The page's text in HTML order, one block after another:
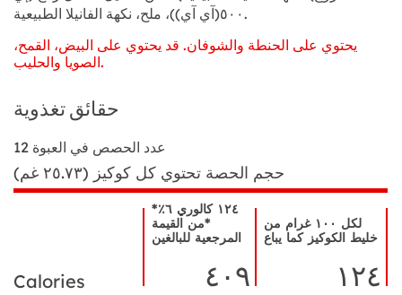
٥٠٠(آي آي))، ملح، نكهة الفانيلا الطبيعية.
يحتوي على الحنطة والشوفان. قد يحتوي على البيض، القمح،
الصويا والحليب.
حقائق تغذوية
12 عدد الحصص في العبوة
حجم الحصة تحتوي كل كوكيز (٢٥.٧٣ غم)
تغذوية
Nutrient
١٢٤ كالوري ٦٪*
*من القيمة
المرجعية للبالغين
لكل ١٠٠ غرام من
خليط الكوكيز كما يباع
Calories ٤٠٩ ١٢٤